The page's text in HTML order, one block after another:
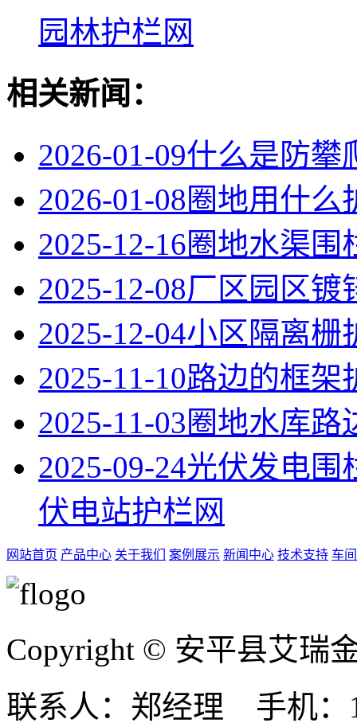
园林护栏网
相关新闻：
2026-01-09什么是防攀
2026-01-08圈地用什么
2025-12-16圈地水渠围
2025-12-08厂区园区镀
2025-12-04小区隔离栅
2025-11-10路边的框架
2025-11-03圈地水库路
2025-09-24光伏发电围
伏电站护栏网
网站首页 产品中心 关于我们 案例展示 新闻中心 技术支持 车
Copyright © 安平县艾瑞
联系人：郑经理 手机：